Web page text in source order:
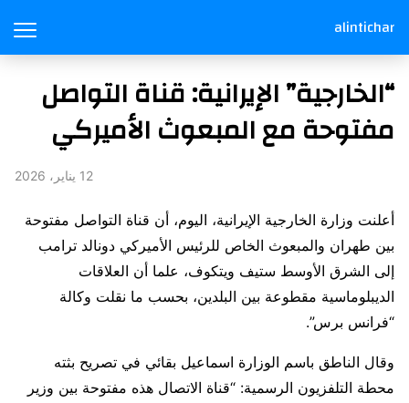
alintichar
“الخارجية” الإيرانية: قناة التواصل
مفتوحة مع المبعوث الأميركي
12 يناير، 2026
أعلنت وزارة الخارجية الإيرانية، اليوم، أن قناة التواصل مفتوحة
بين طهران والمبعوث الخاص للرئيس الأميركي دونالد ترامب
إلى الشرق الأوسط ستيف ويتكوف، علما أن العلاقات
الديبلوماسية مقطوعة بين البلدين، بحسب ما نقلت وكالة
“فرانس برس”.
وقال الناطق باسم الوزارة اسماعيل بقائي في تصريح بثته
محطة التلفزيون الرسمية: “قناة الاتصال هذه مفتوحة بين وزير